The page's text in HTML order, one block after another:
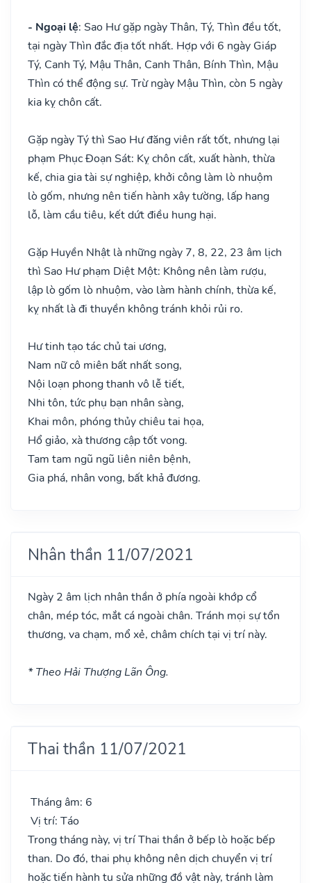
- Ngoại lệ: Sao Hư gặp ngày Thân, Tý, Thìn đều tốt,
tại ngày Thìn đắc địa tốt nhất. Hợp với 6 ngày Giáp
Tý, Canh Tý, Mậu Thân, Canh Thân, Bính Thìn, Mậu
Thìn có thể động sự. Trừ ngày Mậu Thìn, còn 5 ngày
kia kỵ chôn cất.
Gặp ngày Tý thì Sao Hư đăng viên rất tốt, nhưng lại
phạm Phục Đoạn Sát: Kỵ chôn cất, xuất hành, thừa
kế, chia gia tài sự nghiệp, khởi công làm lò nhuộm
lò gốm, nhưng nên tiến hành xây tường, lấp hang
lỗ, làm cầu tiêu, kết dứt điều hung hại.
Gặp Huyền Nhật là những ngày 7, 8, 22, 23 âm lịch
thì Sao Hư phạm Diệt Một: Không nên làm rượu,
lập lò gốm lò nhuộm, vào làm hành chính, thừa kế,
kỵ nhất là đi thuyền không tránh khỏi rủi ro.
Hư tinh tạo tác chủ tai ương,
Nam nữ cô miên bất nhất song,
Nội loạn phong thanh vô lễ tiết,
Nhi tôn, tức phụ bạn nhân sàng,
Khai môn, phóng thủy chiêu tai họa,
Hổ giảo, xà thương cập tốt vong.
Tam tam ngũ ngũ liên niên bệnh,
Gia phá, nhân vong, bất khả đương.
Nhân thần 11/07/2021
Ngày 2 âm lịch nhân thần ở phía ngoài khớp cổ
chân, mép tóc, mắt cá ngoài chân. Tránh mọi sự tổn
thương, va chạm, mổ xẻ, châm chích tại vị trí này.
* Theo Hải Thượng Lãn Ông.
Thai thần 11/07/2021
Tháng âm: 6
Vị trí: Táo
Trong tháng này, vị trí Thai thần ở bếp lò hoặc bếp
than. Do đó, thai phụ không nên dịch chuyển vị trí
hoặc tiến hành tu sửa những đồ vật này, tránh làm